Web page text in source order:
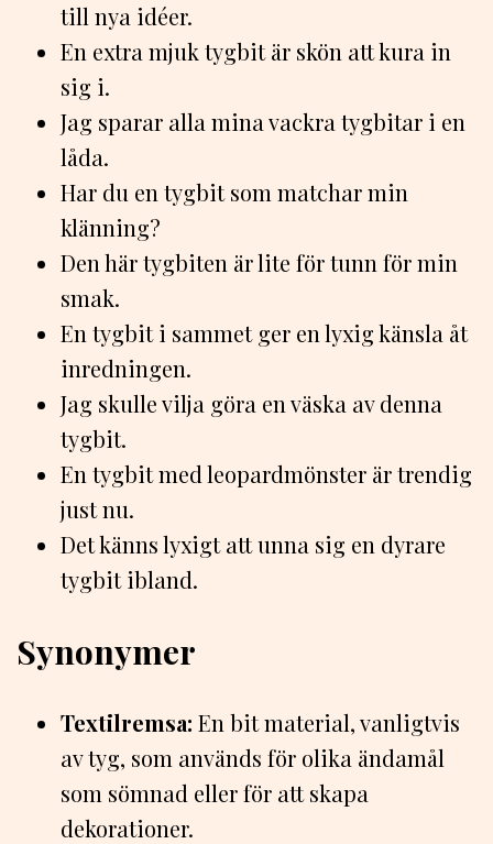
till nya idéer.
En extra mjuk tygbit är skön att kura in
sig i.
Jag sparar alla mina vackra tygbitar i en
låda.
Har du en tygbit som matchar min
klänning?
Den här tygbiten är lite för tunn för min
smak.
En tygbit i sammet ger en lyxig känsla åt
inredningen.
Jag skulle vilja göra en väska av denna
tygbit.
En tygbit med leopardmönster är trendig
just nu.
Det känns lyxigt att unna sig en dyrare
tygbit ibland.
Synonymer
Textilremsa: En bit material, vanligtvis
av tyg, som används för olika ändamål
som sömnad eller för att skapa
dekorationer.